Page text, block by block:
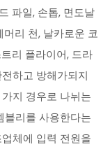
파일, 손톱, 면도날
리 천, 날카로운 코
리 플라이어, 드라
하고 방해가되지
지 경우로 나뉘는
블리를 사용한다는
체에 입력 전원을